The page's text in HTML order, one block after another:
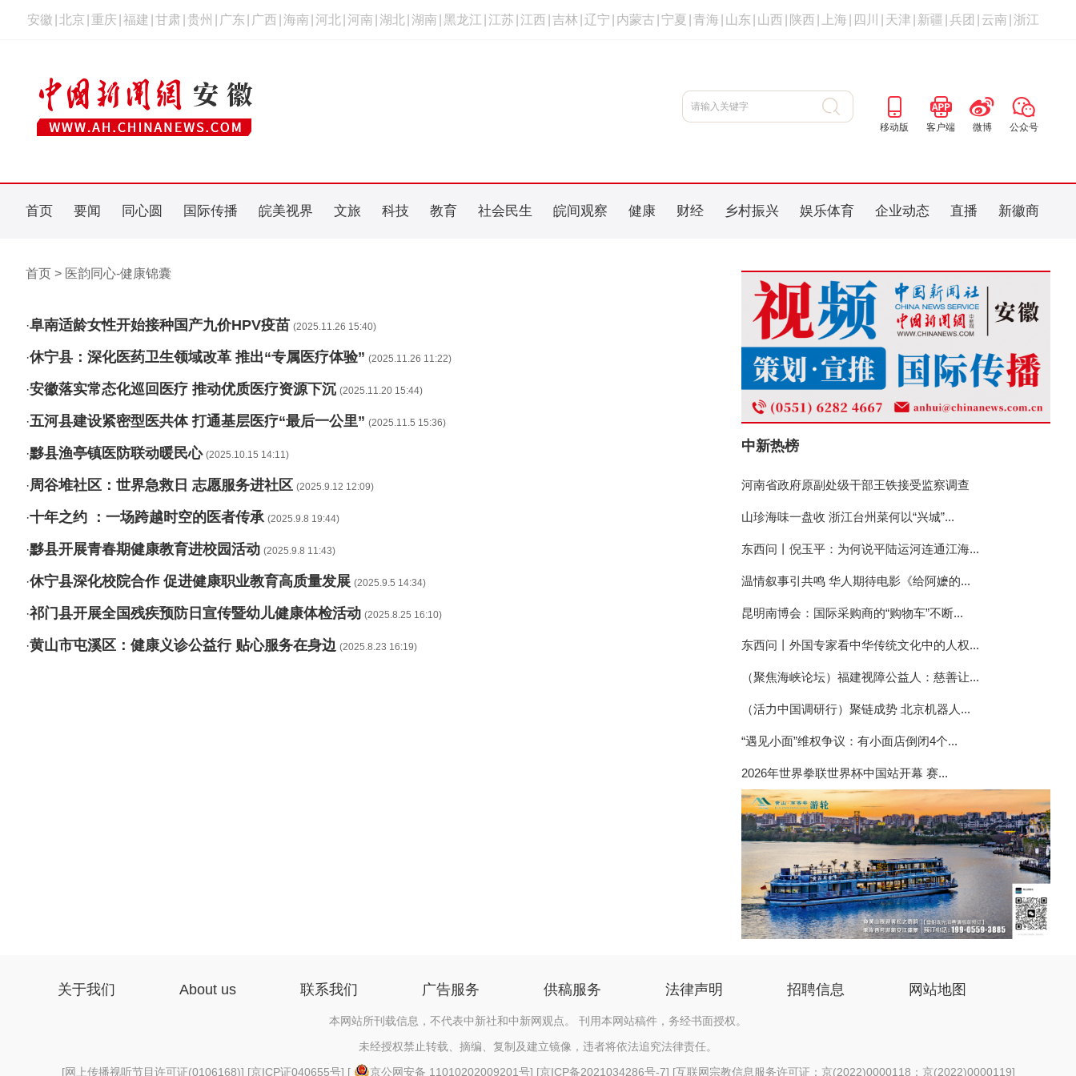
安徽 北京 重庆 福建 甘肃 贵州 广东 广西 海南 河北 河南 湖北 湖南 黑龙江 江苏 江西 吉林 辽宁 内蒙古 宁夏 青海 山东 山西 陕西 上海 四川 天津 新疆 兵团 云南 浙江
移动版 客户端 微博 公众号
首页 要闻 同心圆 国际传播 皖美视界 文旅 科技 教育 社会民生 皖间观察 健康 财经 乡村振兴 娱乐体育 企业动态 直播 新徽商
首页 > 医韵同心-健康锦囊
·阜南适龄女性开始接种国产九价HPV疫苗 (2025.11.26 15:40)
·休宁县：深化医药卫生领域改革 推出“专属医疗体验” (2025.11.26 11:22)
·安徽落实常态化巡回医疗 推动优质医疗资源下沉 (2025.11.20 15:44)
·五河县建设紧密型医共体 打通基层医疗“最后一公里” (2025.11.5 15:36)
·黟县渔亭镇医防联动暖民心 (2025.10.15 14:11)
·周谷堆社区：世界急救日 志愿服务进社区 (2025.9.12 12:09)
·十年之约 ：一场跨越时空的医者传承 (2025.9.8 19:44)
·黟县开展青春期健康教育进校园活动 (2025.9.8 11:43)
·休宁县深化校院合作 促进健康职业教育高质量发展 (2025.9.5 14:34)
·祁门县开展全国残疾预防日宣传暨幼儿健康体检活动 (2025.8.25 16:10)
·黄山市屯溪区：健康义诊公益行 贴心服务在身边 (2025.8.23 16:19)
中新热榜
河南省政府原副处级干部王铁接受监察调查
山珍海味一盘收 浙江台州菜何以“兴城”...
东西问丨倪玉平：为何说平陆运河连通江海...
温情叙事引共鸣 华人期待电影《给阿嬷的...
昆明南博会：国际采购商的“购物车”不断...
东西问丨外国专家看中华传统文化中的人权...
（聚焦海峡论坛）福建视障公益人：慈善让...
（活力中国调研行）聚链成势 北京机器人...
“遇见小面”维权争议：有小面店倒闭4个...
2026年世界拳联世界杯中国站开幕 赛...
关于我们 About us 联系我们 广告服务 供稿服务 法律声明 招聘信息 网站地图
本网站所刊载信息，不代表中新社和中新网观点。 刊用本网站稿件，务经书面授权。
未经授权禁止转载、摘编、复制及建立镜像，违者将依法追究法律责任。
[网上传播视听节目许可证(0106168)] [京ICP证040655号] [ 京公网安备 11010202009201号] [京ICP备2021034286号-7] [互联网宗教信息服务许可证：京(2022)0000118；京(2022)0000119]